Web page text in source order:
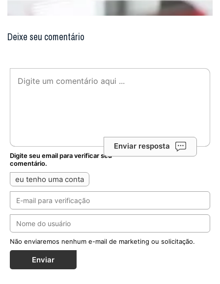
Deixe seu comentário
Enviar resposta
Digite seu email para verificar seu
comentário.
eu tenho uma conta
Não enviaremos nenhum e-mail de marketing ou solicitação.
Enviar